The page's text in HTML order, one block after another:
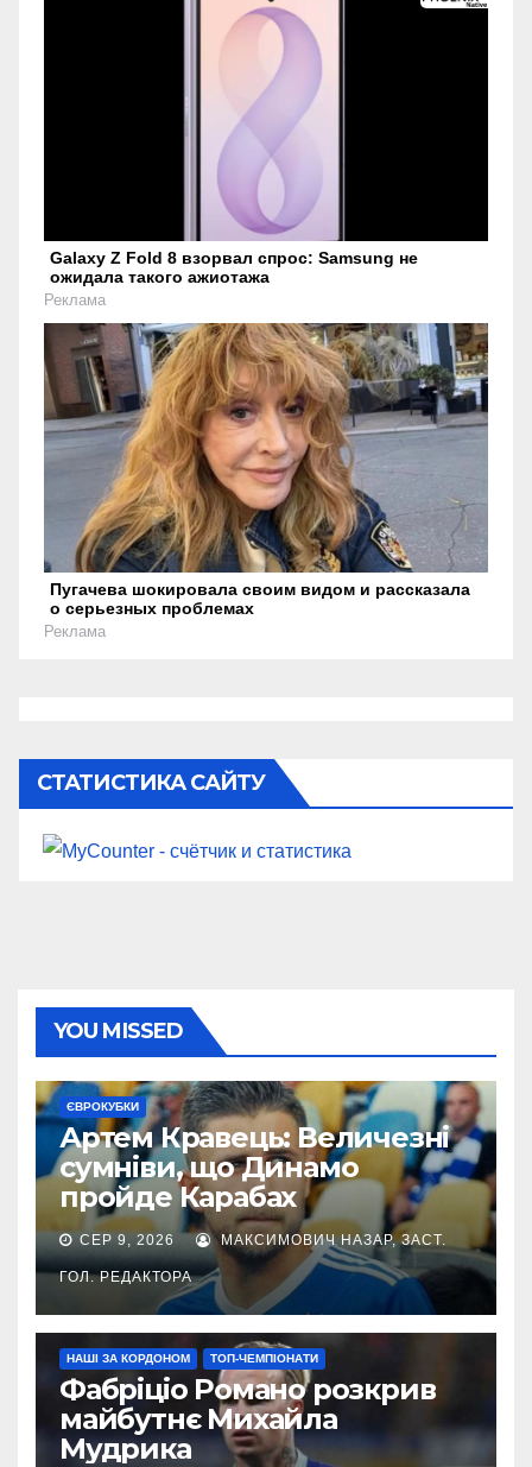
Galaxy Z Fold 8 взорвал спрос: Samsung не
ожидала такого ажиотажа
Реклама
Пугачева шокировала своим видом и рассказала
о серьезных проблемах
Реклама
СТАТИСТИКА САЙТУ
YOU MISSED
ЄВРОКУБКИ
Артем Кравець: Величезні
сумніви, що Динамо
пройде Карабах
СЕР 9, 2026 МАКСИМОВИЧ НАЗАР, ЗАСТ.
ГОЛ. РЕДАКТОРА
НАШІ ЗА КОРДОНОМ ТОП-ЧЕМПІОНАТИ
Фабріціо Романо розкрив
майбутнє Михайла
Мудрика